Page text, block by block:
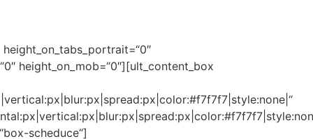
height_on_mob=“0″][ult_content_box
scheduce“]